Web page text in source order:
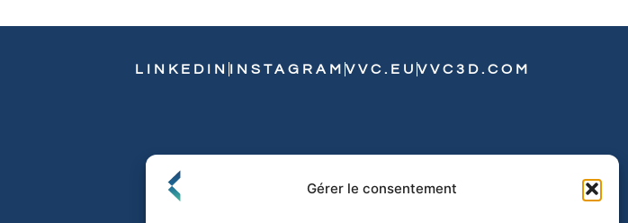
Gérer le consentement
LINKEDIN INSTAGRAM VVC.EU VVC3D.COM